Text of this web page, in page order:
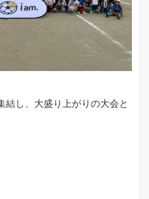
結し、大盛り上がりの大会と